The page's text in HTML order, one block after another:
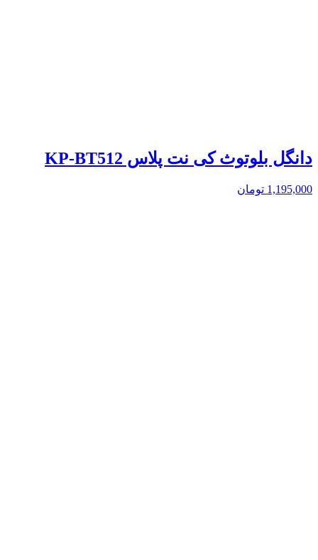
دانگل بلوتوث کی نت پلاس KP-BT512
1,195,000 تومان